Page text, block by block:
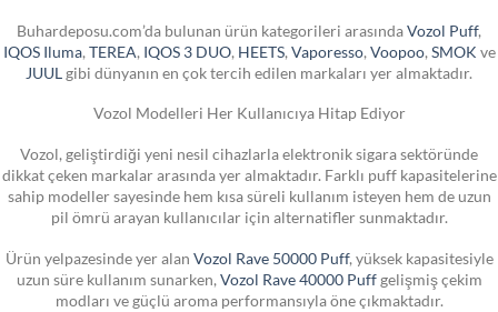
Buhardeposu.com’da bulunan ürün kategorileri arasındaVozol Puff,
IQOS Iluma, TEREA IQOS 3 DUO, HEETS, Vaporesso, Voopoo, SMOK ve
JUUL gibi dünyanın en çok tercih edilen markaları yer almaktadır.
Vozol Modelleri Her Kullanıcıya Hitap Ediyor
Vozol, geliştirdiği yeni nesil cihazlarla elektronik sigara sektöründe
dikkat çeken markalar arasında yer almaktadır. Farklı puff kapasitelerine
sahip modeller sayesinde hem kısa süreli kullanım isteyen hem de uzun
pil ömrü arayan kullanıcılar için alternatifler sunmaktadır.
Ürün yelpazesinde yer alan Vozol Rave 50000 Puff, yüksek kapasitesiyle
uzun süre kullanım sunarken, Vozol Rave 40000 Puffgelişmiş çekim
modları ve güçlü aroma performansıyla öne çıkmaktadır.